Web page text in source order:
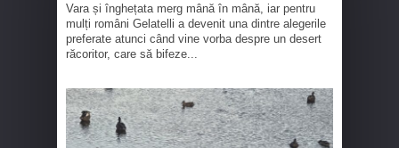
Vara și înghețata merg mână în mână, iar pentru
mulți români Gelatelli a devenit una dintre alegerile
preferate atunci când vine vorba despre un desert
răcoritor, care să bifeze...